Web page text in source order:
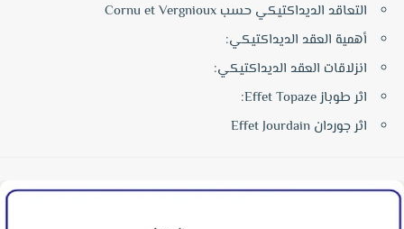
التعاقد الديداكتيكي حسب Cornu et Vergnioux
أهمية العقد الديداكتيكي:
انزلاقات العقد الديداكتيكي:
اثر طوباز Effet Topaze:
اثر جوردان Effet Jourdain